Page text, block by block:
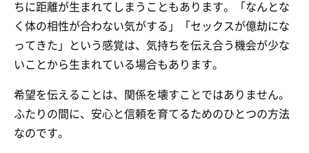
ちに距離が生まれてしまうこともあります。「なんとな
く体の相性が合わない気がする」「セックスが億劫にな
ってきた」という感覚は、気持ちを伝え合う機会が少な
いことから生まれている場合もあります。
希望を伝えることは、関係を壊すことではありません。
ふたりの間に、安心と信頼を育てるためのひとつの方法
なのです。